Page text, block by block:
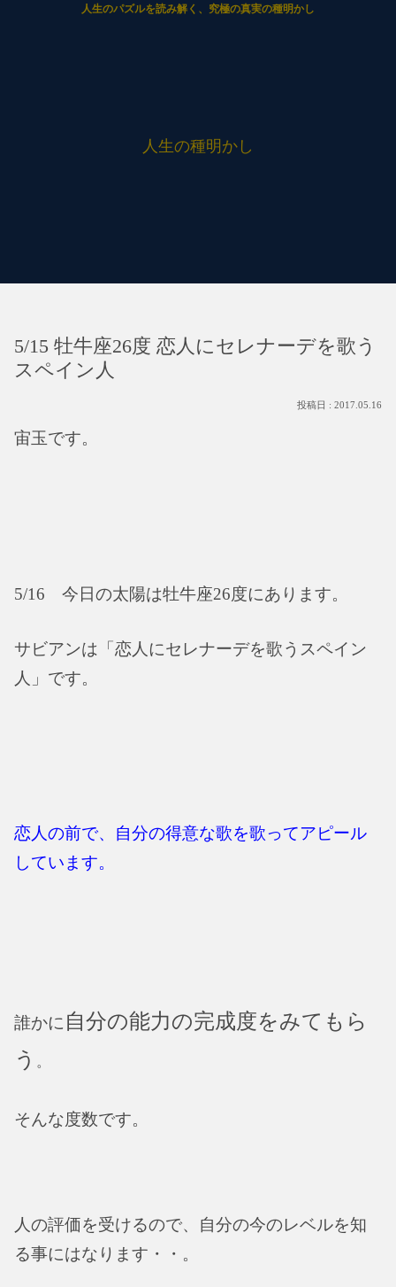
人生の種明かし
人生のパズルを読み解く、究極の真実の種明かし
5/15 牡牛座26度 恋人にセレナーデを歌う
スペイン人
2017.05.16
宙玉です。
5/16 今日の太陽は牡牛座26度にあります。
サビアンは「恋人にセレナーデを歌うスペイン
人」です。
恋人の前で、自分の得意な歌を歌ってアピール
しています。
誰かに 自分の能力の完成度をみてもら
う 。
そんな度数です。
人の評価を受けるので、自分の今のレベルを知
る事にはなります・・。